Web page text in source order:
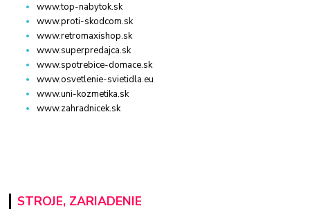
www.top-nabytok.sk
www.proti-skodcom.sk
www.retromaxishop.sk
www.superpredajca.sk
www.spotrebice-domace.sk
www.osvetlenie-svietidla.eu
www.uni-kozmetika.sk
www.zahradnicek.sk
STROJE, ZARIADENIE